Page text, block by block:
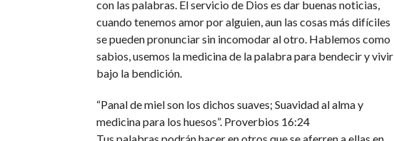
con las palabras. El servicio de Dios es dar buenas noticias,
cuando tenemos amor por alguien, aun las cosas más difíciles
se pueden pronunciar sin incomodar al otro. Hablemos como
sabios, usemos la medicina de la palabra para bendecir y vivir
bajo la bendición.
“Panal de miel son los dichos suaves; Suavidad al alma y
medicina para los huesos”. Proverbios 16:24